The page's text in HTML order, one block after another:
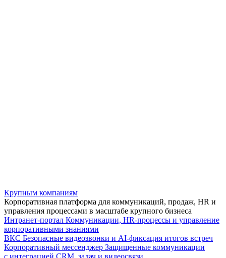
Крупным компаниям
Корпоративная платформа для коммуникаций, продаж, HR и
управления процессами в масштабе крупного бизнеса
Интранет-портал Коммуникации, HR-процессы и управление
корпоративными знаниями
ВКС Безопасные видеозвонки и AI-фиксация итогов встреч
Корпоративный мессенджер Защищенные коммуникации